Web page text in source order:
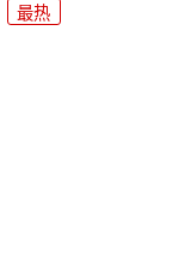
最热